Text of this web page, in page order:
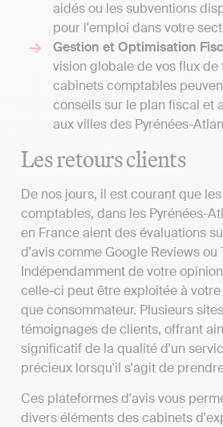
aidés ou les subventions
pour l'emploi dans votre
Gestion et Optimisation
vision globale de vos flux de
cabinets comptables
conseils sur le plan fiscal et
aux villes des Pyrénées-
Les retours clients
De nos jours, il est courant que
comptables, dans les Pyrénées-
en France aient des évaluations
d'avis comme Google Reviews ou
Indépendamment de votre
celle-ci peut être exploitée à
que consommateur. Plusieurs
témoignages de clients, offrant
significatif de la qualité d'un
précieux lorsqu'il s'agit de
Ces plateformes d'avis vous
divers éléments des cabinets